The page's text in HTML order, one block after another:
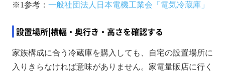
※1参考： 一般社団法人日本電機工業会「電気冷蔵庫」
設置場所|横幅・奥行き・高さを確認する
家族構成に合う冷蔵庫を購入しても、自宅の設置場所に
入りきらなければ意味がありません。家電量販店に行く